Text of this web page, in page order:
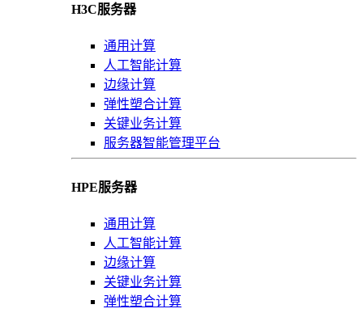
H3C服务器
通用计算
人工智能计算
边缘计算
弹性塑合计算
关键业务计算
服务器智能管理平台
HPE服务器
通用计算
人工智能计算
边缘计算
关键业务计算
弹性塑合计算